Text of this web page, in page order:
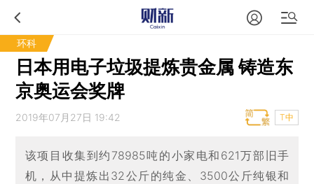
环科
日本用电子垃圾提炼贵金属 铸造东
京奥运会奖牌
2019年07月27日 19:42 T中
该项目收集到约78985吨的小家电和621万部旧手
机，从中提炼出32公斤的纯金、3500公斤纯银和